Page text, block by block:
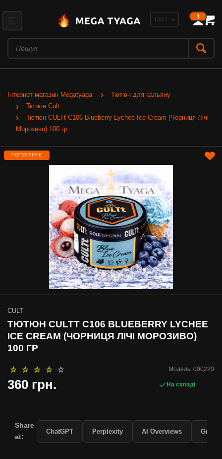
1
Інтернет магазин Megatyaga
Тютюн для кальяну
Тютюн Cult
Тютюн CULTt C106 Blueberry Lychee Ice Cream (Чорниця Лічі
Морозиво) 100 гр
ПОПУЛЯРНЕ
Модель: 000220
CULT
ТЮТЮН CULTT C106 BLUEBERRY LYCHEE
ICE CREAM (ЧОРНИЦЯ ЛІЧІ МОРОЗИВО)
100 ГР
На складі
360 грн.
Share
at:
ChatGPT Perplexity AI Overviews Grok